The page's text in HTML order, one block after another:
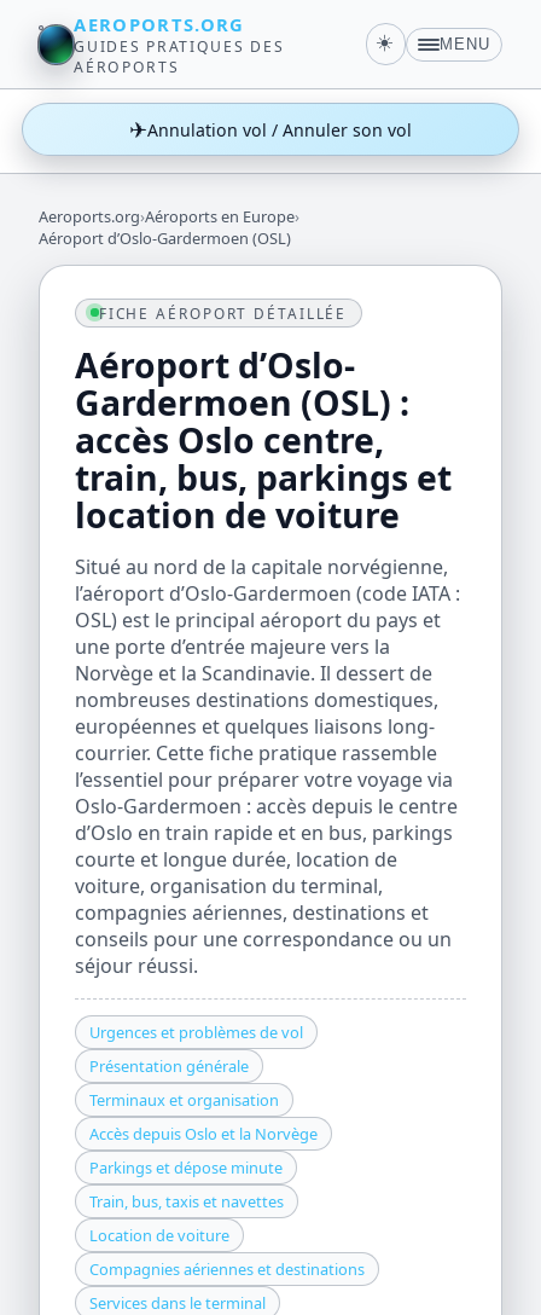
AEROPORTS.ORG
GUIDES PRATIQUES DES
AÉROPORTS
☀️ MENU
✈Annulation vol / Annuler son vol
Aeroports.org›Aéroports en Europe›
Aéroport d’Oslo-Gardermoen (OSL)
FICHE AÉROPORT DÉTAILLÉE
Aéroport d’Oslo-
Gardermoen (OSL) :
accès Oslo centre,
train, bus, parkings et
location de voiture
Situé au nord de la capitale norvégienne,
l’aéroport d’Oslo-Gardermoen (code IATA :
OSL) est le principal aéroport du pays et
une porte d’entrée majeure vers la
Norvège et la Scandinavie. Il dessert de
nombreuses destinations domestiques,
européennes et quelques liaisons long-
courrier. Cette fiche pratique rassemble
l’essentiel pour préparer votre voyage via
Oslo-Gardermoen : accès depuis le centre
d’Oslo en train rapide et en bus, parkings
courte et longue durée, location de
voiture, organisation du terminal,
compagnies aériennes, destinations et
conseils pour une correspondance ou un
séjour réussi.
Urgences et problèmes de vol
Présentation générale
Terminaux et organisation
Accès depuis Oslo et la Norvège
Parkings et dépose minute
Train, bus, taxis et navettes
Location de voiture
Compagnies aériennes et destinations
Services dans le terminal